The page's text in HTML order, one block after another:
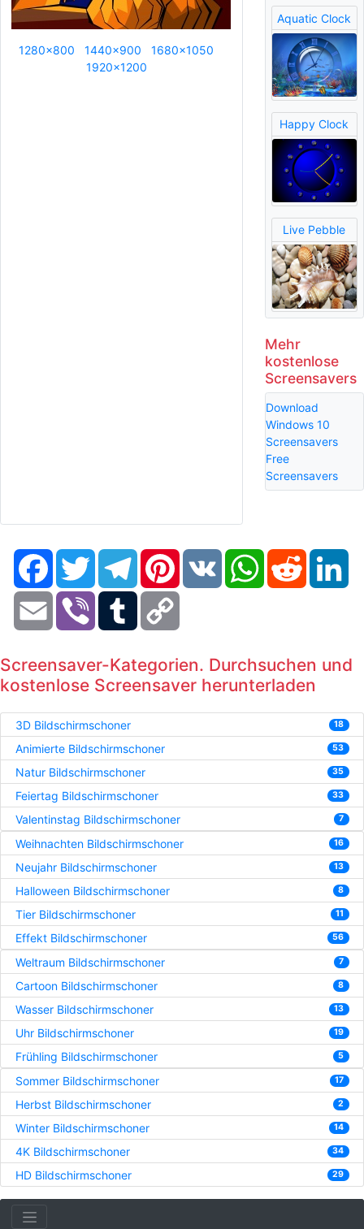
1280x800 1440x900
1680x1050
1920x1200
Aquatic Clock
Happy Clock
Live Pebble
Mehr
kostenlose
Screensavers
Download
Windows 10
Screensavers
Free
Screensavers
FacebookTwitter TelegramPinterestVK WhatsAppReddit
Email Viber Tumblr
Screensaver-Kategorien. Durchsuchen und
kostenlose Screensaver herunterladen
3D Bildschirmschoner 18
Animierte Bildschirmschoner 53
Natur Bildschirmschoner 35
Feiertag Bildschirmschoner 33
Valentinstag Bildschirmschoner 7
Weihnachten Bildschirmschoner 16
Neujahr Bildschirmschoner 13
Halloween Bildschirmschoner 8
Tier Bildschirmschoner 11
Effekt Bildschirmschoner 56
Weltraum Bildschirmschoner 7
Cartoon Bildschirmschoner 8
Wasser Bildschirmschoner 13
Uhr Bildschirmschoner 19
Frühling Bildschirmschoner 5
Sommer Bildschirmschoner 17
Herbst Bildschirmschoner 2
Winter Bildschirmschoner 14
4K Bildschirmschoner 34
HD Bildschirmschoner 29